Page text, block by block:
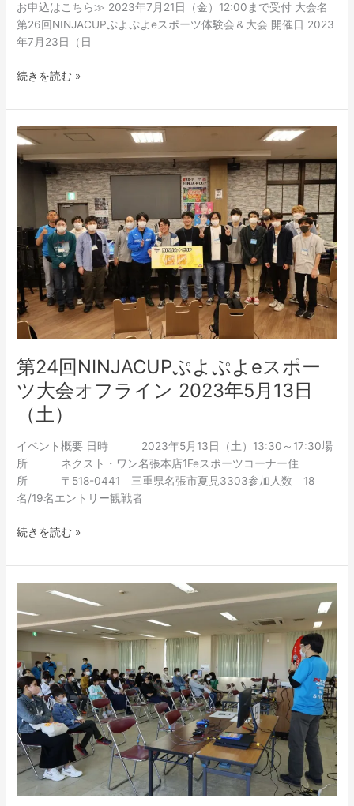
お申込はこちら≫ 2023年7月21日（金）12:00まで受付 大会名
第26回NINJACUPぷよぷよeスポーツ体験会＆大会 開催日 2023
年7月23日（日
続きを読む »
第24回NINJACUPぷよぷよeスポー
ツ大会オフライン 2023年5月13日
（土）
イベント概要 日時 2023年5月13日（土）13:30～17:30場
所 ネクスト・ワン名張本店1Feスポーツコーナー住
所 〒518-0441 三重県名張市夏見3303参加人数 18
名/19名エントリー観戦者
第
24
NINJACUP
よ
e
ス
ポ
ー
ツ
大
会
オ
イ
ン
2023
年
月
日
（土）
続きを読む »
23
回
NINJACUP
ぷ
よ
ぷ
よ
e
ス
ポ
ツ